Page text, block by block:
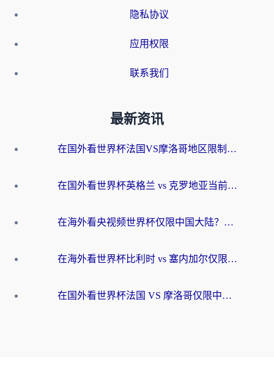
隐私协议
应用权限
联系我们
最新资讯
在国外看世界杯法国VS摩洛哥地区限制？这篇指南让你流畅看中文解说无压力
在国外看世界杯英格兰 vs 克罗地亚当前地区不可播放？这篇指南帮你搞定所有海外观赛难题
在海外看央视频世界杯仅限中国大陆？这篇指南帮你解锁中文解说+无卡顿直播
在海外看世界杯比利时 vs 塞内加尔仅限中国大陆？我找到了最流畅的中文解说之路
在国外看世界杯法国 VS 摩洛哥仅限中国大陆？海外党这样看中文解说赛事不卡顿